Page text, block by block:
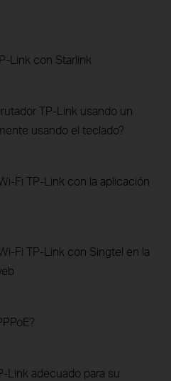
Link con Starlink
TP-Link usando un
usando el teclado?
Fi TP-Link con la aplicación
Fi TP-Link con Singtel en la
Link adecuado para su